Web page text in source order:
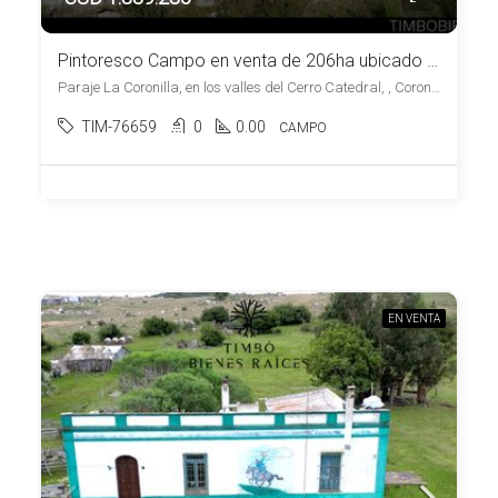
Pintoresco Campo en venta de 206ha ubicado en Coronilla – Maldonado
Paraje La Coronilla, en los valles del Cerro Catedral, , Coronilla
TIM-76659 0 0.00 CAMPO
EN VENTA